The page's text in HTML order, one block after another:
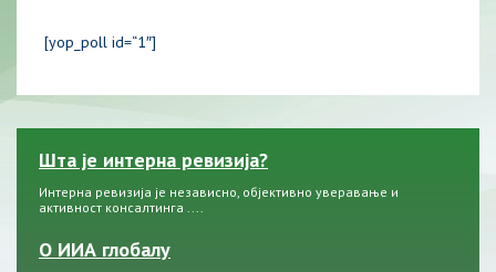
[yop_poll id=“1″]
Шта је интерна ревизија?
Интерна ревизија је независно, објективно уверавање и
активност консалтинга ....
О ИИА глобалу